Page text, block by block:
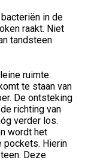
in de
raakt. Niet
tandsteen
ruimte
te staan van
De ontsteking
richting van
verder los.
wordt het
pockets. Hierin
Deze